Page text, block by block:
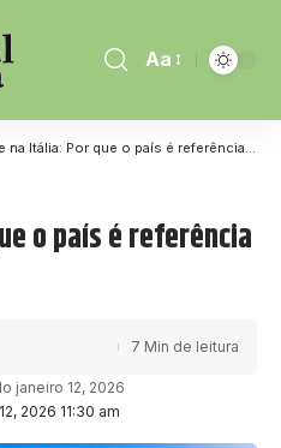
Aa
na Itália: Por que o país é referência mundial?
o país é referência
2026 11:30 am
janeiro 12, 2026
7 Min de leitura